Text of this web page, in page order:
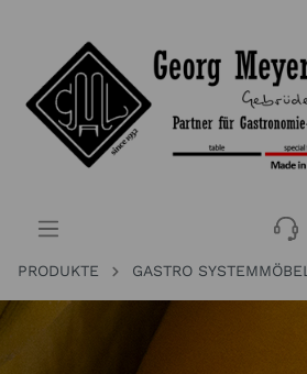
PRODUKTE GASTRO SYSTEMMÖBEL